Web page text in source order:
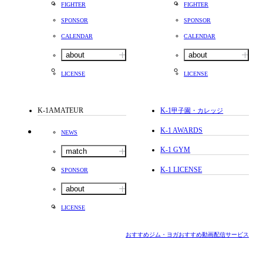
FIGHTER
SPONSOR
CALENDAR
about
LICENSE
FIGHTER
SPONSOR
CALENDAR
about
LICENSE
K-1AMATEUR
NEWS
match
SPONSOR
about
LICENSE
K-1甲子園・カレッジ
K-1 AWARDS
K-1 GYM
K-1 LICENSE
おすすめジム・ヨガおすすめ動画配信サービス